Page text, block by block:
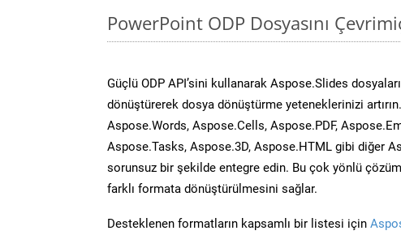
PowerPoint ODP Dosyasını
Güçlü ODP API’sini kullanarak Aspose.Slides
dönüştürerek dosya dönüştürme yeteneklerinizi
Aspose.Words, Aspose.Cells, Aspose.PDF,
Aspose.Tasks, Aspose.3D, Aspose.HTML gibi diğer
sorunsuz bir şekilde entegre edin. Bu çok yönlü
farklı formata dönüştürülmesini sağlar.
Desteklenen formatların kapsamlı bir listesi için